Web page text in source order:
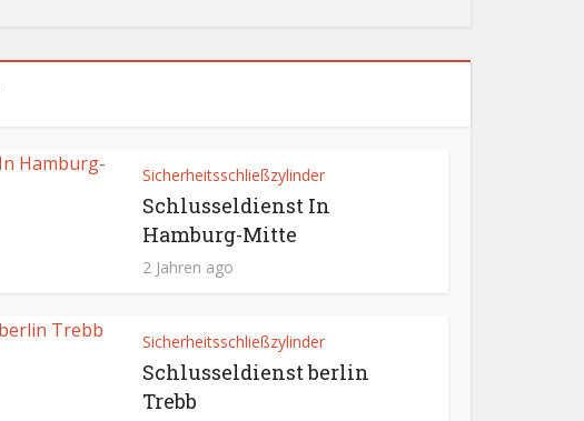
Sicherheitsschließzylinder
Schlusseldienst In
Hamburg-Mitte
2 Jahren ago
Sicherheitsschließzylinder
Schlusseldienst berlin
Trebb